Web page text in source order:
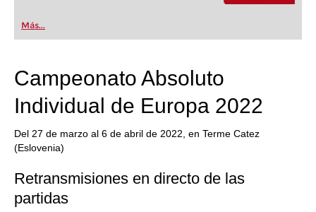
Más...
Campeonato Absoluto
Individual de Europa 2022
Del 27 de marzo al 6 de abril de 2022, en Terme Catez
(Eslovenia)
Retransmisiones en directo de las
partidas